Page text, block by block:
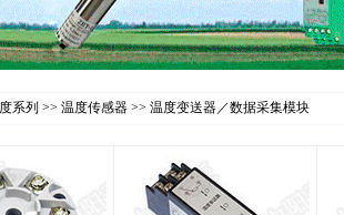
系列 >> 温度传感器 >> 温度变送器／数据采集模块